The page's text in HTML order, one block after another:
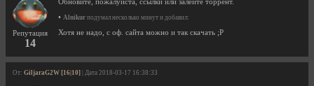
Репутация
14
Обновите, пожалуйста, ссылки или залейте торрент.
• Alnikur подумал несколько минут и добавил:
Хотя не надо, с оф. сайта можно и так скачать ;P
От: GiljaraG2W [16|10] | Дата 2018-03-17 16:38:33